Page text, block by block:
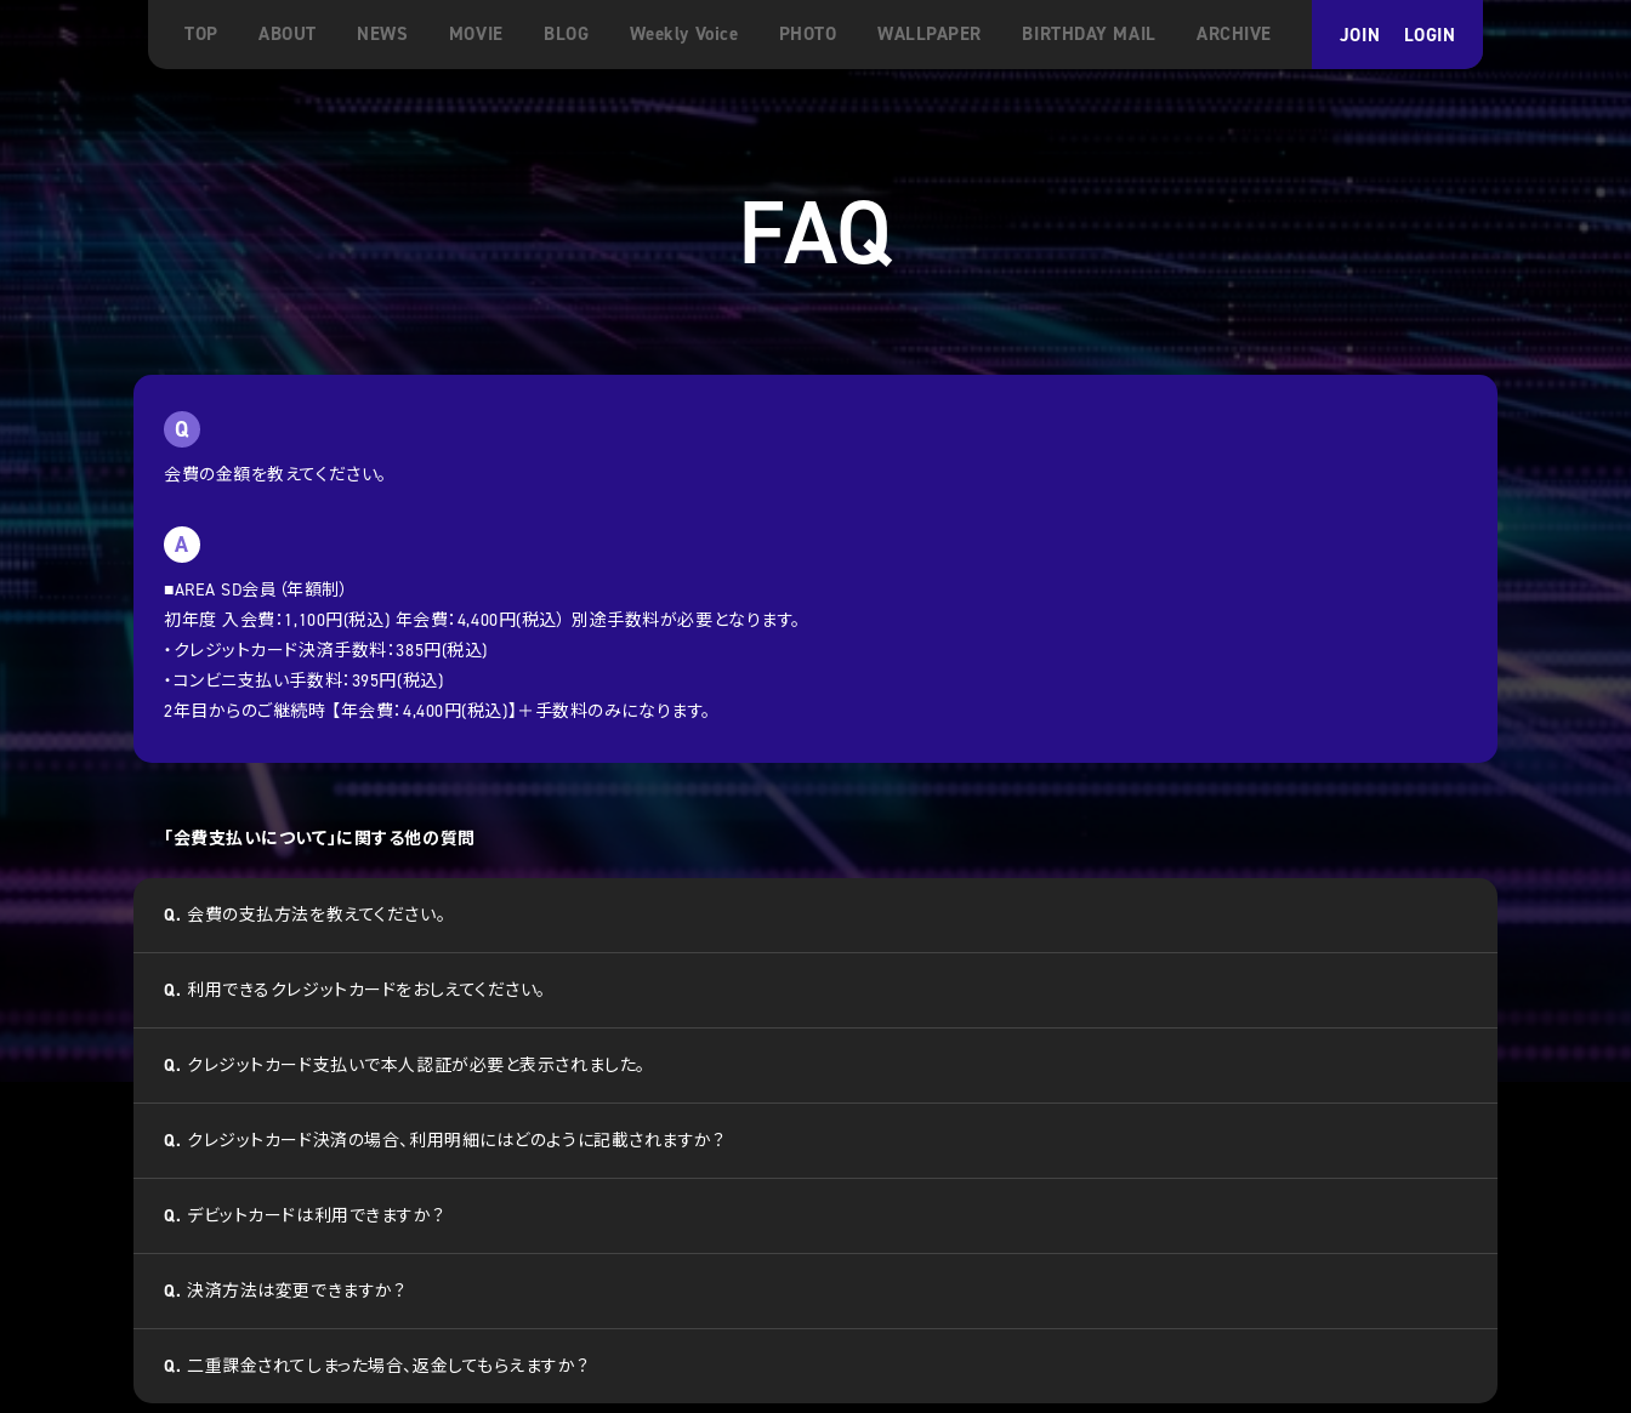
TOP ABOUT NEWS MOVIE BLOG Weekly Voice PHOTO WALLPAPER BIRTHDAY MAIL ARCHIVE JOIN LOGIN
FAQ
Q
会費の金額を教えてください。
A
■AREA SD会員（年額制）
初年度 入会費：1,100円(税込) 年会費：4,400円(税込） 別途手数料が必要となります。
・クレジットカード決済手数料：385円(税込)
・コンビニ支払い手数料：395円(税込)
2年目からのご継続時 【年会費：4,400円(税込)】＋手数料のみになります。
「会費支払いについて」に関する他の質問
Q. 会費の支払方法を教えてください。
Q. 利用できるクレジットカードをおしえてください。
Q. クレジットカード支払いで本人認証が必要と表示されました。
Q. クレジットカード決済の場合、利用明細にはどのように記載されますか？
Q. デビットカードは利用できますか？
Q. 決済方法は変更できますか？
Q. 二重課金されてしまった場合、返金してもらえますか？